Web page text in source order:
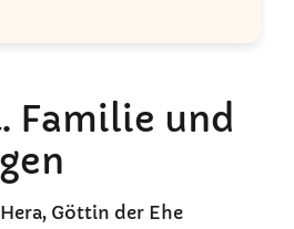
Familie und
Göttin der Ehe